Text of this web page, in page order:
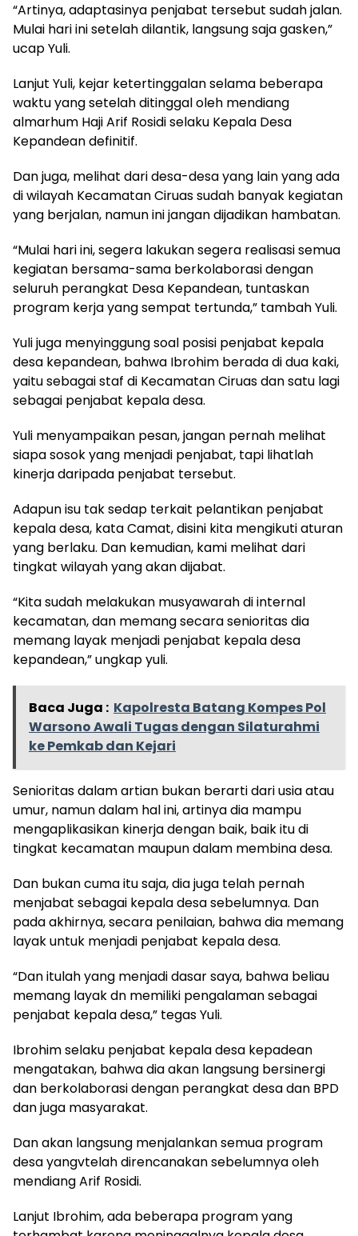
“Artinya, adaptasinya penjabat tersebut sudah jalan.
Mulai hari ini setelah dilantik, langsung saja gasken,”
ucap Yuli.
Lanjut Yuli, kejar ketertinggalan selama beberapa
waktu yang setelah ditinggal oleh mendiang
almarhum Haji Arif Rosidi selaku Kepala Desa
Kepandean definitif.
Dan juga, melihat dari desa-desa yang lain yang ada
di wilayah Kecamatan Ciruas sudah banyak kegiatan
yang berjalan, namun ini jangan dijadikan hambatan.
“Mulai hari ini, segera lakukan segera realisasi semua
kegiatan bersama-sama berkolaborasi dengan
seluruh perangkat Desa Kepandean, tuntaskan
program kerja yang sempat tertunda,” tambah Yuli.
Yuli juga menyinggung soal posisi penjabat kepala
desa kepandean, bahwa Ibrohim berada di dua kaki,
yaitu sebagai staf di Kecamatan Ciruas dan satu lagi
sebagai penjabat kepala desa.
Yuli menyampaikan pesan, jangan pernah melihat
siapa sosok yang menjadi penjabat, tapi lihatlah
kinerja daripada penjabat tersebut.
Adapun isu tak sedap terkait pelantikan penjabat
kepala desa, kata Camat, disini kita mengikuti aturan
yang berlaku. Dan kemudian, kami melihat dari
tingkat wilayah yang akan dijabat.
“Kita sudah melakukan musyawarah di internal
kecamatan, dan memang secara senioritas dia
memang layak menjadi penjabat kepala desa
kepandean,” ungkap yuli.
Baca Juga : Kapolresta Batang Kompes Pol
Warsono Awali Tugas dengan Silaturahmi
ke Pemkab dan Kejari
Senioritas dalam artian bukan berarti dari usia atau
umur, namun dalam hal ini, artinya dia mampu
mengaplikasikan kinerja dengan baik, baik itu di
tingkat kecamatan maupun dalam membina desa.
Dan bukan cuma itu saja, dia juga telah pernah
menjabat sebagai kepala desa sebelumnya. Dan
pada akhirnya, secara penilaian, bahwa dia memang
layak untuk menjadi penjabat kepala desa.
“Dan itulah yang menjadi dasar saya, bahwa beliau
memang layak dn memiliki pengalaman sebagai
penjabat kepala desa,” tegas Yuli.
Ibrohim selaku penjabat kepala desa kepadean
mengatakan, bahwa dia akan langsung bersinergi
dan berkolaborasi dengan perangkat desa dan BPD
dan juga masyarakat.
Dan akan langsung menjalankan semua program
desa yangvtelah direncanakan sebelumnya oleh
mendiang Arif Rosidi.
Lanjut Ibrohim, ada beberapa program yang